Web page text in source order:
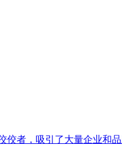
者，吸引了大量企业和